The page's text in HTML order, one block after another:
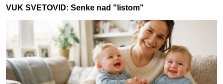
VUK SVETOVID: Senke nad "listom"